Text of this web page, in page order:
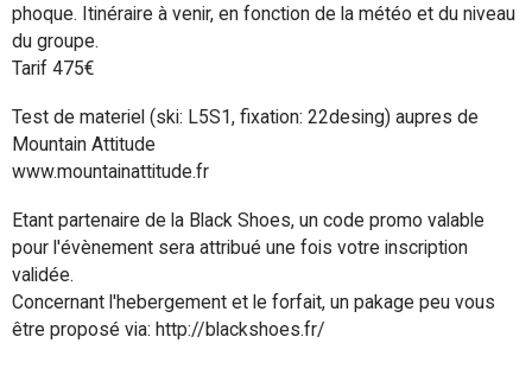
phoque. Itinéraire à venir, en fonction de la météo et du niveau
du groupe.
Tarif 475€
Test de materiel (ski: L5S1, fixation: 22desing) aupres de
Mountain Attitude
www.mountainattitude.fr
Etant partenaire de la Black Shoes, un code promo valable
pour l'évènement sera attribué une fois votre inscription
validée.
Concernant l'hebergement et le forfait, un pakage peu vous
être proposé via: http://blackshoes.fr/